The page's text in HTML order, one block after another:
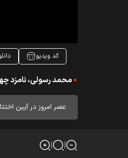
کد ویدیو
محمد رسولی، نامزد
عصر امروز در آیین